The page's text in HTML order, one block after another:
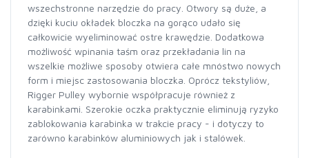
wszechstronne narzędzie do pracy. Otwory są duże, a
dzięki kuciu okładek bloczka na gorąco udało się
całkowicie wyeliminować ostre krawędzie. Dodatkowa
możliwość wpinania taśm oraz przekładania lin na
wszelkie możliwe sposoby otwiera całe mnóstwo nowych
form i miejsc zastosowania bloczka. Oprócz tekstyliów,
Rigger Pulley wybornie współpracuje również z
karabinkami. Szerokie oczka praktycznie eliminują ryzyko
zablokowania karabinka w trakcie pracy - i dotyczy to
zarówno karabinków aluminiowych jak i stalówek.